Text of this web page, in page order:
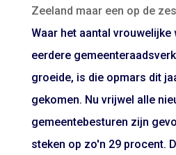
Zeeland maar een op de zes
Waar het aantal vrouwelijke
eerdere
groeide, is die opmars dit
gekomen. Nu vrijwel alle
gemeentebesturen zijn
steken op zo'n 29 procent.